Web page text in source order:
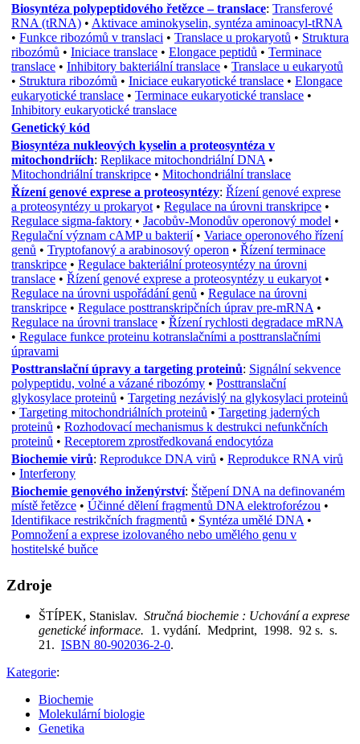
Biosyntéza polypeptidového řetězce – translace: Transferové
RNA (tRNA) • Aktivace aminokyselin, syntéza aminoacyl-tRNA
• Funkce ribozómů v translaci • Translace u prokaryotů • Struktura
ribozómů • Iniciace translace • Elongace peptidů • Terminace
translace • Inhibitory bakteriální translace • Translace u eukaryotů
• Struktura ribozómů • Iniciace eukaryotické translace • Elongace
eukaryotické translace • Terminace eukaryotické translace •
Inhibitory eukaryotické translace
Genetický kód
Biosyntéza nukleových kyselin a proteosyntéza v
mitochondriích: Replikace mitochondriální DNA •
Mitochondriální transkripce • Mitochondriální translace
Řízení genové exprese a proteosyntézy: Řízení genové exprese
a proteosyntézy u prokaryot • Regulace na úrovni transkripce •
Regulace sigma-faktory • Jacobův-Monodův operonový model •
Regulační význam cAMP u bakterií• Variace operonového řízení
genů • Tryptofanový a arabinosový operon • Řízení terminace
transkripce • Regulace bakteriální proteosyntézy na úrovni
translace • Řízení genové exprese a proteosyntézy u eukaryot •
Regulace na úrovni uspořádání genů • Regulace na úrovni
transkripce • Regulace posttranskripčních úprav pre-mRNA •
Regulace na úrovni translace • Řízení rychlosti degradace mRNA
• Regulace funkce proteinu kotranslačními a posttranslačními
úpravami
Posttranslační úpravy a targeting proteinů: Signální sekvence
polypeptidu, volné a vázané ribozómy • Posttranslační
glykosylace proteinů • Targeting nezávislý na glykosylaci proteinů
• Targeting mitochondriálních proteinů • Targeting jaderných
proteinů • Rozhodovací mechanismus k destrukci nefunkčních
proteinů • Receptorem zprostředkovaná endocytóza
Biochemie virů: Reprodukce DNA virů • Reprodukce RNA virů
• Interferony
Biochemie genového inženýrství: Štěpení DNA na definovaném
místě řetězce • Účinné dělení fragmentů DNA elektroforézou •
Identifikace restrikčních fragmentů • Syntéza umělé DNA •
Pomnožení a exprese izolovaného nebo umělého genu v
hostitelské buňce
Zdroje
ŠTÍPEK, Stanislav. Stručná biochemie : Uchování a exprese
genetické informace. 1. vydání. Medprint, 1998. 92 s. s.
21. ISBN 80-902036-2-0.
Kategorie:
Biochemie
Molekulární biologie
Genetika